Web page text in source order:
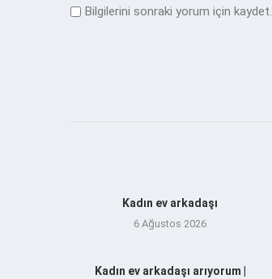
Bilgilerini sonraki yorum için kaydet.
Kadın ev arkadaşı
6 Ağustos 2026
Kadın ev arkadaşı arıyorum |